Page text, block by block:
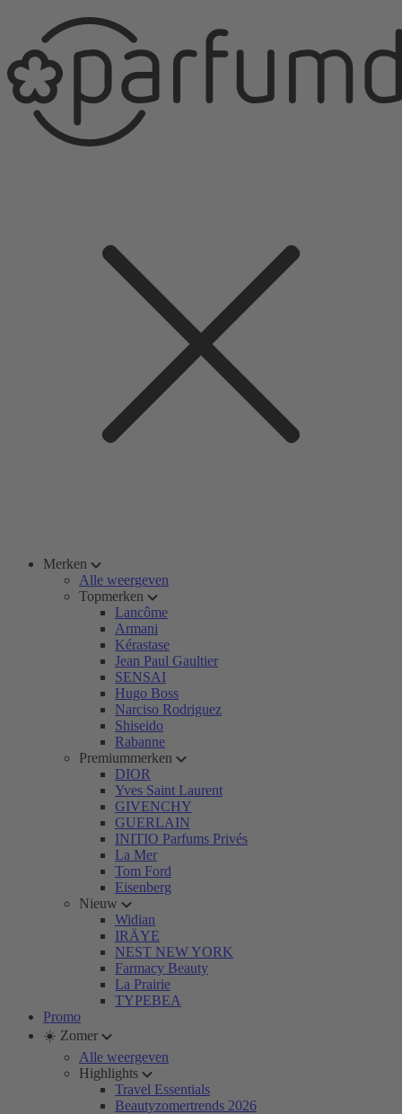
Merken
Alle weergeven
Topmerken
Lancôme
Armani
Kérastase
Jean Paul Gaultier
SENSAI
Hugo Boss
Narciso Rodriguez
Shiseido
Rabanne
Premiummerken
DIOR
Yves Saint Laurent
GIVENCHY
GUERLAIN
INITIO Parfums Privés
La Mer
Tom Ford
Eisenberg
Nieuw
Widian
IRÄYE
NEST NEW YORK
Farmacy Beauty
La Prairie
TYPEBEA
Promo
☀️ Zomer
Alle weergeven
Highlights
Travel Essentials
Beautyzomertrends 2026